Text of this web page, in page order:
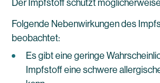
Der Impfstoff schützt
Folgende Nebenwirkungen des
beobachtet:
Es gibt eine geringe
Impfstoff eine schwere